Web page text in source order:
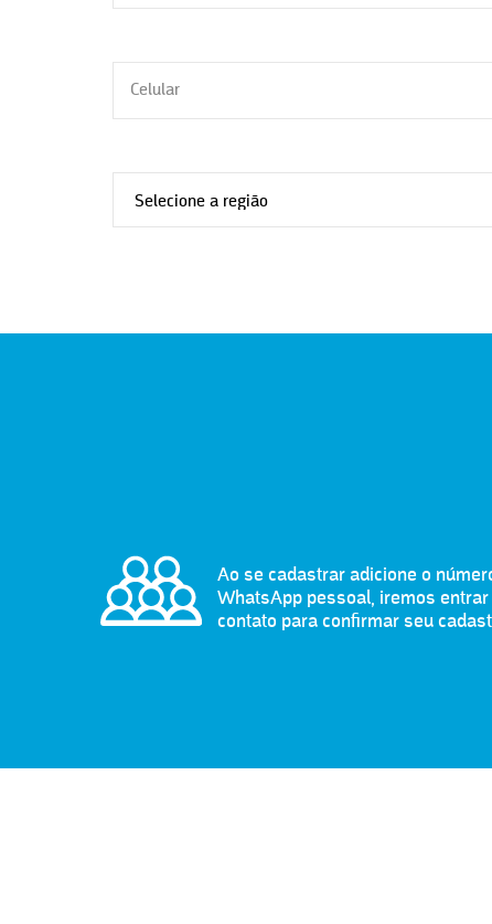
Ao se cadastrar adicione o
WhatsApp pessoal, iremos entrar
contato para confirmar seu